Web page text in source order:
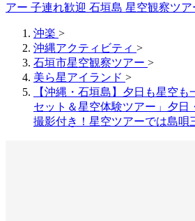
アー 子連れ歓迎 石垣島 星空観察ツ
沖楽 >
沖縄アクティビティ >
石垣市星空観察ツアー >
美ら星アイランド >
【沖縄・石垣島】夕日も星空
セット＆星空体験ツアー」夕日
撮影付き！星空ツアーでは島唄